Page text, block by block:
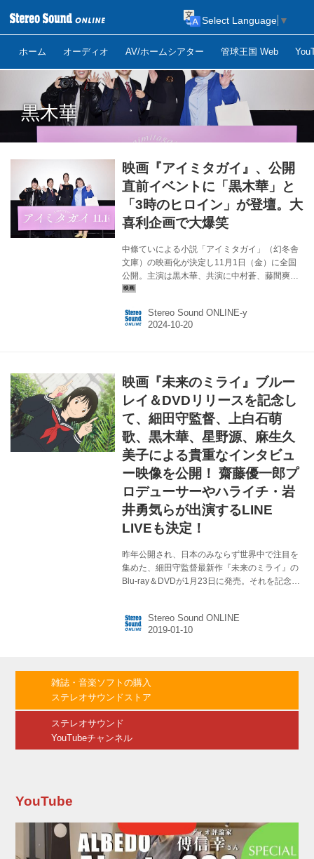
ホーム オーディオ AV/ホームシアター 管球王国 Web
Select Language ▼
黒木華
映画『アイミタガイ』、公開
直前イベントに「黒木華」と
「3時のヒロイン」が登壇。大
喜利企画で大爆笑
中條ていによる小説「アイミタガイ」（幻冬舎
文庫）の映画化が決定し11月1日（金）に全国
公開。主演は黒木華、共演に中村蒼、藤間爽子
ら実力派俳優が集結し、人間ドラマのアンサン
『大きな玉ねぎの下で』の公開を控える草野翔
吾監督。 韓国・釜山にて開催された第29回釜山
ど、海外からも熱い視線を集め、公開に向けさ
らに期待が高まる本作。 この度、映画公開まで
2週間を切るなか10月19日(土)に、公開直前イベ
ントを実施。主演の黒木華...
Stereo Sound ONLINE-y
映画『未来のミライ』ブルー
レイ＆DVDリリースを記念し
て、細田守監督、上白石萌
歌、黒木華、星野源、麻生久
美子による貴重なインタビュ
ー映像を公開！ 齋藤優一郎プ
ロデューサーやハライチ・岩
井勇気らが出演するLINE
LIVEも決定！
昨年公開され、日本のみならず世界中で注目を
集めた、細田守監督最新作『未来のミライ』の
Blu-ray＆DVDが1月23日に発売。それを記念し
華、星野源、麻生久美子による貴重なインタビ
ュー映像が公開された。URL： また、1月16日
いて語り尽くすという。なお、MCを務めるの
は、アニメ好きで本作の大ファンというハライ
Stereo Sound ONLINE
雑誌・音楽ソフトの購入
ステレオサウンドストア
ステレオサウンド
YouTubeチャンネル
YouTube